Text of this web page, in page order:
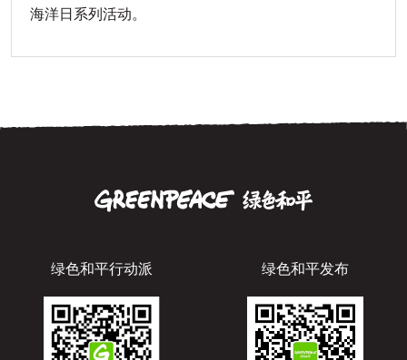
海洋日系列活动。
绿色和平行动派 绿色和平发布